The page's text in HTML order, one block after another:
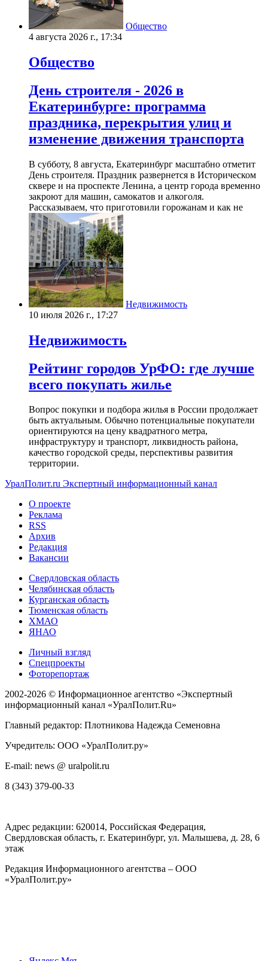
Общество
4 августа 2026 г., 17:34
Общество
День строителя - 2026 в
Екатеринбурге: программа
праздника, перекрытия улиц и
изменение движения транспорта
В субботу, 8 августа, Екатеринбург масштабно отметит
День строителя. Праздник развернется в Историческом
сквере и на проспекте Ленина, а центр города временно
закроют для машин, самокатов и алкоголя.
Рассказываем, что приготовили горожанам и как не
Недвижимость
10 июля 2026 г., 17:27
Недвижимость
Рейтинг городов УрФО: где лучше
всего покупать жилье
Вопрос покупки и подбора жилья в России продолжает
быть актуальным. Обычно потенциальные покупатели
ориентируются на цену квадратного метра,
инфраструктуру и транспорт, ликвидность района,
качество городской среды, перспективы развития
территории.
УралПолит.ru Экспертный информационный канал
О проекте
Реклама
RSS
Архив
Редакция
Вакансии
Свердловская область
Челябинская область
Курганская область
Тюменская область
ХМАО
ЯНАО
Личный взгляд
Спецпроекты
Фоторепортаж
2002-2026 © Информационное агентство «Экспертный
информационный канал «УралПолит.Ru»
Главный редактор: Плотникова Надежда Семеновна
Учредитель: ООО «УралПолит.ру»
E-mail: news @ uralpolit.ru
8 (343) 379-00-33
Адрес редакции: 620014, Российская Федерация,
Свердловская область, г. Екатеринбург, ул. Малышева, д. 28, 6
этаж
Редакция Информационного агентства – ООО
«УралПолит.ру»